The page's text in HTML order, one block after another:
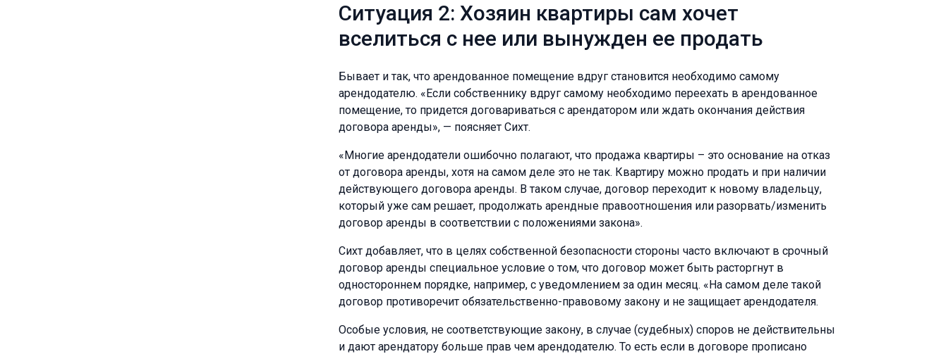
Ситуация 2: Хозяин квартиры сам хочет
вселиться с нее или вынужден ее продать
Бывает и так, что арендованное помещение вдруг становится необходимо самому
арендодателю. «Если собственнику вдруг самому необходимо переехать в арендованное
помещение, то придется договариваться с арендатором или ждать окончания действия
договора аренды», — поясняет Сихт.
«Многие арендодатели ошибочно полагают, что продажа квартиры – это основание на отказ
от договора аренды, хотя на самом деле это не так. Квартиру можно продать и при наличии
действующего договора аренды. В таком случае, договор переходит к новому владельцу,
который уже сам решает, продолжать арендные правоотношения или разорвать/изменить
договор аренды в соответствии с положениями закона».
Сихт добавляет, что в целях собственной безопасности стороны часто включают в срочный
договор аренды специальное условие о том, что договор может быть расторгнут в
одностороннем порядке, например, с уведомлением за один месяц. «На самом деле такой
договор противоречит обязательственно-правовому закону и не защищает арендодателя.
Особые условия, не соответствующие закону, в случае (судебных) споров не действительны
и дают арендатору больше прав чем арендодателю. То есть если в договоре прописано